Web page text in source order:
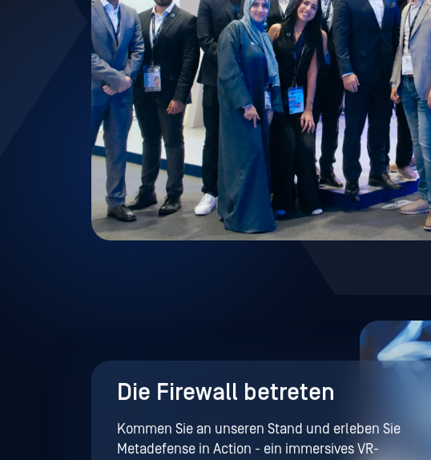
Die Firewall betreten
Kommen Sie an unseren Stand und erleben Sie
Metadefense in Action - ein immersives VR-